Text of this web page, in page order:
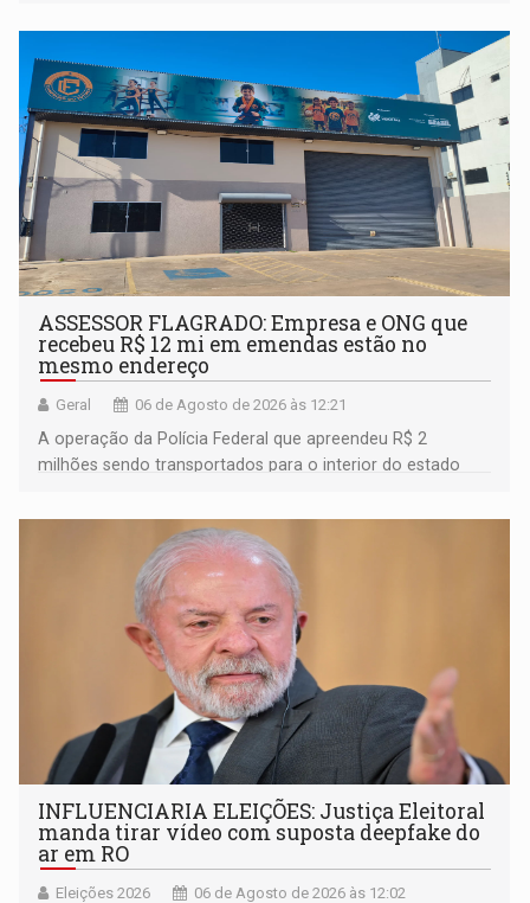
ASSESSOR FLAGRADO: Empresa e ONG que
recebeu R$ 12 mi em emendas estão no
mesmo endereço
Geral 06 de Agosto de 2026 às 12:21
A operação da Polícia Federal que apreendeu R$ 2
milhões sendo transportados para o interior do estado
ligação do suspeito com um deputado federal do União
Brasil por Rondônia
INFLUENCIARIA ELEIÇÕES: Justiça Eleitoral
manda tirar vídeo com suposta deepfake do
ar em RO
Eleições 2026 06 de Agosto de 2026 às 12:02